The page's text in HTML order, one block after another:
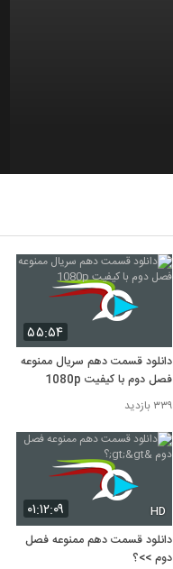
۵۵:۵۴
دانلود قسمت دهم سریال ممنوعه
فصل دوم با کیفیت 1080p
۳۳۹ بازدید
۰۱:۱۲:۰۹ HD
دانلود قسمت دهم ممنوعه فصل
دوم >>؟